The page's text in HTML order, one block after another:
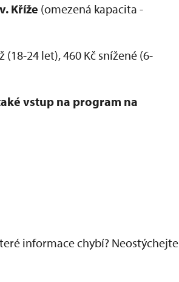
Kříže (omezená kapacita -
24 let), 460 Kč snížené (6-
vstup na program na
informace chybí? Neostýchejte